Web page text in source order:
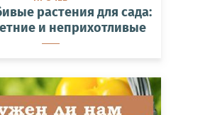
растения для сада:
и неприхотливые